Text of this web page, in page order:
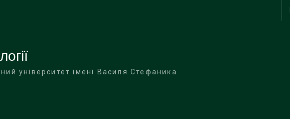
університет імені Василя Стефаника